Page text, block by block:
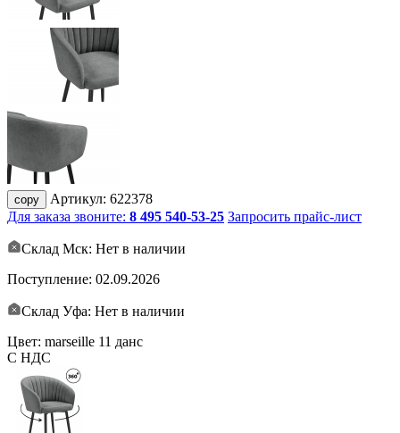
copy Артикул: 622378
Для заказа звоните: 8 495 540-53-25 Запросить прайс-лист
Склад Мск: Нет в наличии
Поступление: 02.09.2026
Склад Уфа: Нет в наличии
Цвет: marseille 11 данс
С НДС